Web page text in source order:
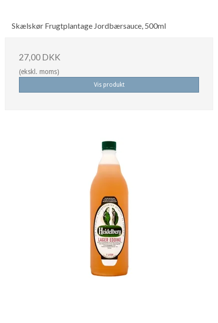
Skælskør Frugtplantage Jordbærsauce, 500ml
27,00 DKK
(ekskl. moms)
Vis produkt